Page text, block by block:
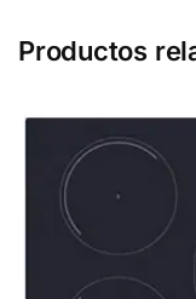
Productos